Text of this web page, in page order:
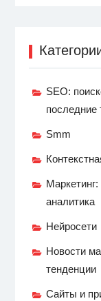
SEO:
последние
Smm
аналитика
Нейросети
Новости
тенденции
Сайты и